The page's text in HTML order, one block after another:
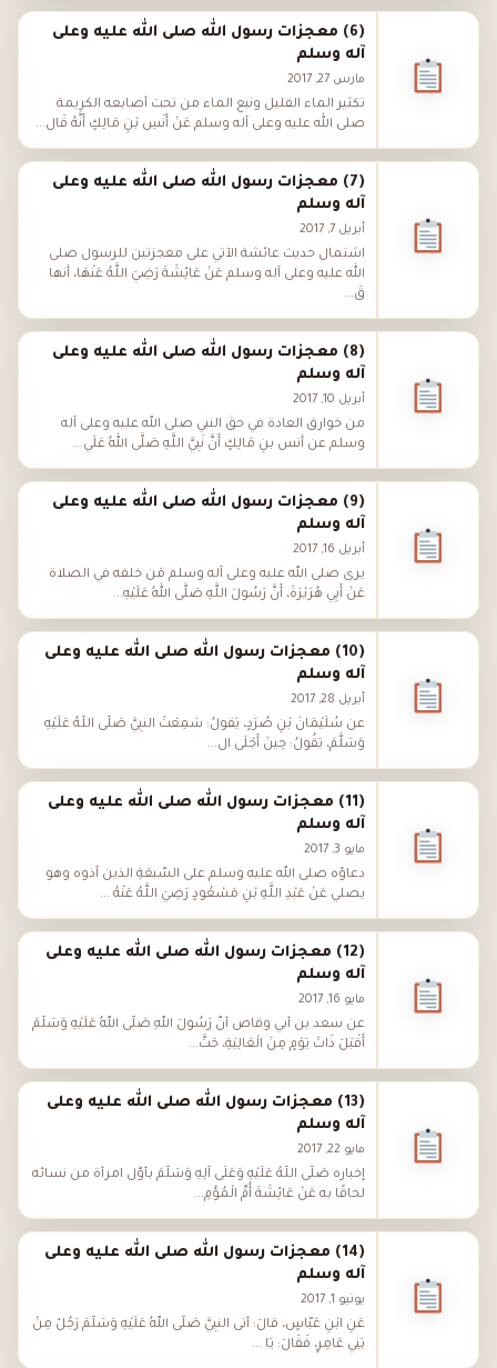
(6) معجزات رسول الله صلى الله عليه وعلى
آله وسلم
مارس 27, 2017
تكثير الماء القليل ونبع الماء من تحت أصابعه الكريمة
صلى الله عليه وعلى آله وسلم عَنْ أَنَسِ بْنِ مَالِكٍ أَنَّهُ قَال...
(7) معجزات رسول الله صلى الله عليه وعلى
آله وسلم
أبريل 7, 2017
اشتمال حديث عائشة الآتي على معجزتين للرسول صلى
الله عليه وعلى آله وسلم عَنْ عَائِشَةَ رَضِيَ اللَّهُ عَنْهَا، أنها
قَ...
(8) معجزات رسول الله صلى الله عليه وعلى
آله وسلم
أبريل 10, 2017
من خوارق العادة في حقِّ النبي صلى الله عليه وعلى آله
وسلم عن أنس بنِ مَالِكٍ أَنَّ نَبِيَّ اللَّهِ صَلَّى اللهُ عَلَي...
(9) معجزات رسول الله صلى الله عليه وعلى
آله وسلم
أبريل 16, 2017
يرى صلى الله عليه وعلى آله وسلم مَن خلفه في الصلاة
عَنْ أَبِي هُرَيْرَةَ، أَنَّ رَسُولَ اللَّهِ صَلَّى اللهُ عَلَيْهِ...
(10) معجزات رسول الله صلى الله عليه وعلى
آله وسلم
أبريل 28, 2017
عن سُلَيْمَانَ بْنِ صُرَدٍ، يَقُولُ: سَمِعْتُ النَّبِيَّ صَلَّى اللَّهُ عَلَيْهِ
وَسَلَّمَ، يَقُولُ: حِينَ أَجْلَى ال...
(11) معجزات رسول الله صلى الله عليه وعلى
آله وسلم
مايو 3, 2017
دعاؤه صلى الله عليه وسلم على السَّبعَةِ الذين آذوه وهو
يصلي عَنْ عَبْدِ اللَّهِ بْنِ مَسْعُودٍ رَضِيَ اللَّهُ عَنْهُ ...
(12) معجزات رسول الله صلى الله عليه وعلى
آله وسلم
مايو 16, 2017
عن سعد بن أبي وقاص أَنَّ رَسُولَ اللهِ صَلَّى اللهُ عَلَيْهِ وَسَلَّمَ
أَقْبَلَ ذَاتَ يَوْمٍ مِنَ الْعَالِيَةِ، حَتَّ...
(13) معجزات رسول الله صلى الله عليه وعلى
آله وسلم
مايو 22, 2017
إخباره صَلَّى اللَّهُ عَلَيْهِ وَعَلَى آلِهِ وَسَلَّمَ بأوَّل امرأة من نسائه
لحاقًا به عَنْ عَائِشَةَ أُمِّ الْمُؤْمِ...
(14) معجزات رسول الله صلى الله عليه وعلى
آله وسلم
يونيو 1, 2017
عَنِ ابْنِ عَبَّاسٍ، قَالَ: أَتَى النَّبِيَّ صَلَّى اللهُ عَلَيْهِ وَسَلَّمَ رَجُلٌ مِنْ
بَنِي عَامِرٍ، فَقَالَ: يَا ...